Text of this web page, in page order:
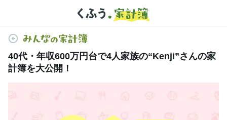
40代・年収600万円台で4人家族の“Kenji”さんの家
計簿を大公開！